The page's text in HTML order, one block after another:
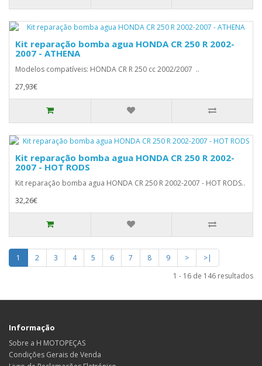
Kit reparação bomba agua HONDA CR 250 R 2002-
2007 - ATHENA
Modelos compatíveis: HONDA CR R 250 cc 2002/2007 ..
27,93€
Kit reparação bomba agua HONDA CR 250 R 2002-
2007 - HOT RODS
Kit reparação bomba agua HONDA CR 250 R 2002-2007 - HOT RODS..
32,26€
1 2 3 4 5 6 7 8 9 >
>|
1 - 16 de 146 resultados
Informação
Sobre a H MOTOPEÇAS
Condições Gerais de Venda